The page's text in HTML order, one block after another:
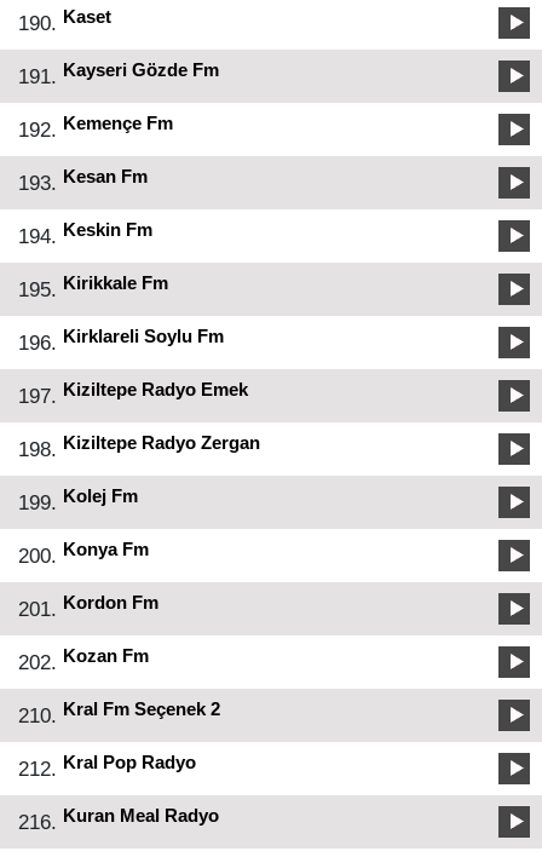
190. Kaset
191. Kayseri Gözde Fm
192. Kemençe Fm
193. Kesan Fm
194. Keskin Fm
195. Kirikkale Fm
196. Kirklareli Soylu Fm
197. Kiziltepe Radyo Emek
198. Kiziltepe Radyo Zergan
199. Kolej Fm
200. Konya Fm
201. Kordon Fm
202. Kozan Fm
210. Kral Fm Seçenek 2
212. Kral Pop Radyo
216. Kuran Meal Radyo